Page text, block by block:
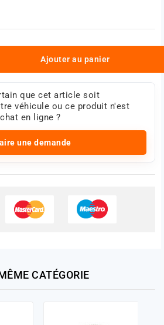
Ajouter au panier
que cet article soit
véhicule ou ce produit n'est
en ligne ?
une demande
CATÉGORIE